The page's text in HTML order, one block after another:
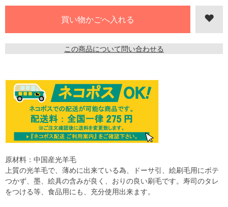
この商品について問い合わせる
原材料：中国産光羊毛
上質の光羊毛で、薄めに出来ている為、ドーサ引、絵刷毛用にボテ
つかず、墨、絵具の含みが良く、おりの良い刷毛です。寿司のタレ
をつける等、食品用にも、充分使用出来ます。